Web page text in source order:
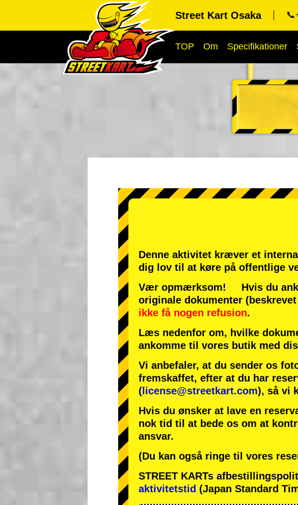
Street Kart Osaka
TOP Om Specifikationer
Denne aktivitet kræver et
dig lov til at køre på offentlige
Vær opmærksom! Hvis du
originale dokumenter
ikke få nogen refusion.
Læs nedenfor om, hvilke
ankomme til vores butik med
Vi anbefaler, at du sender os
fremskaffet, efter at du har
( license@streetkart.com), så vi
Hvis du ønsker at lave en
nok tid til at bede os om at
ansvar.
(Du kan også ringe til vores
STREET KARTs
aktivitetstid (Japan Standard